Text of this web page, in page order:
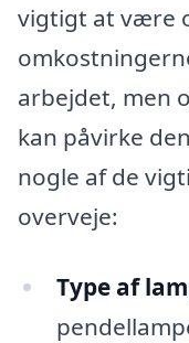
vigtigt at være
arbejdet, men
kan påvirke
nogle af de
overveje:
Type af